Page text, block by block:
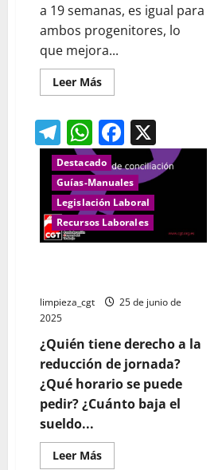
a 19 semanas, es igual para
ambos progenitores, lo
que mejora...
Leer MásLeer
más
NUEVO
El
Gobierno
amplía
en
tres
semanas
el
permiso
de
lo
semanas
para
familias
monoparentales
Telegram
WhatsApp
Facebook
Destacado
Guías-Manuales
Legislación Laboral
Recursos Laborales
limpieza_cgt
25 de junio de
2025
¿Quién tiene derecho a la
reducción de jornada?
¿Qué horario se puede
pedir? ¿Cuánto baja el
sueldo...
Leer MásLeer
más